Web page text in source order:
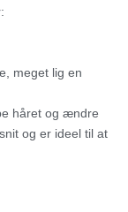
meget lig en
håret og ændre
og er ideel til at